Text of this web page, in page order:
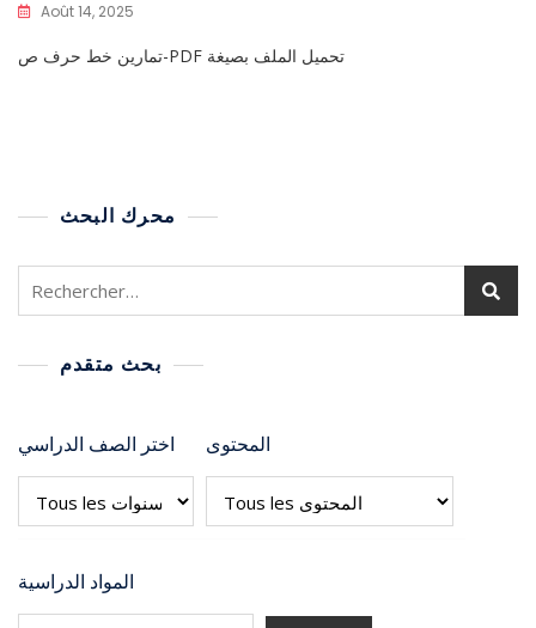
Août 14, 2025
تمارين خط حرف ص-PDF تحميل الملف بصيغة
محرك البحث
بحث متقدم
اختر الصف الدراسي المحتوى
المواد الدراسية